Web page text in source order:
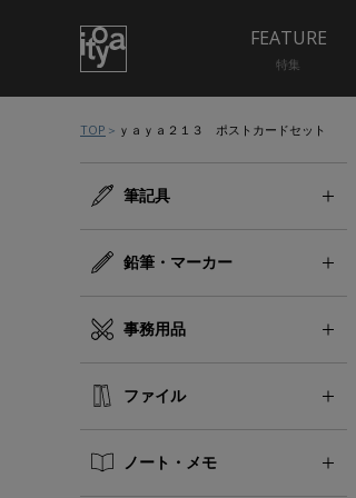
FEATURE
特集
TOP ｙａｙａ２１３ ポストカードセット
筆記具
鉛筆・マーカー
事務用品
ファイル
ノート・メモ